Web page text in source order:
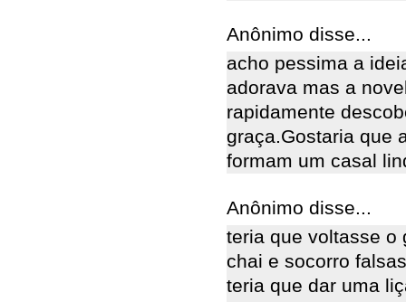
Anônimo disse...
acho pessima a
adorava mas a
rapidamente
graça.Gostaria que
formam um casal
Anônimo disse...
teria que voltasse o
chai e socorro
teria que dar uma